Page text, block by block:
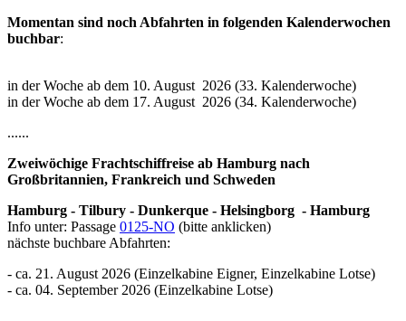
Momentan sind noch Abfahrten in folgenden Kalenderwochen
buchbar:
in der Woche ab dem 10. August 2026 (33. Kalenderwoche)
in der Woche ab dem 17. August 2026 (34. Kalenderwoche)
......
Zweiwöchige Frachtschiffreise ab Hamburg nach
Großbritannien, Frankreich und Schweden
Hamburg - Tilbury - Dunkerque - Helsingborg - Hamburg
Info unter: Passage 0125-NO (bitte anklicken)
nächste buchbare Abfahrten:
- ca. 21. August 2026 (Einzelkabine Eigner, Einzelkabine Lotse)
- ca. 04. September 2026 (Einzelkabine Lotse)